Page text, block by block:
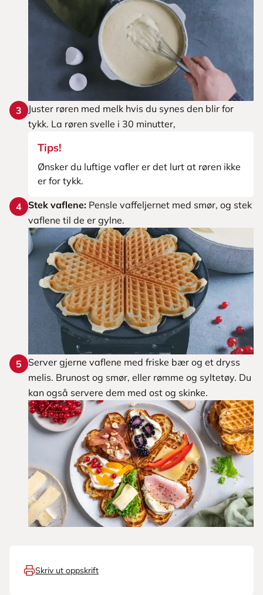
3
Juster røren med melk hvis du synes den blir for
tykk. La røren svelle i 30 minutter,
Tips!
Ønsker du luftige vafler er det lurt at røren ikke
er for tykk.
4 Stek vaflene: Pensle vaffeljernet med smør, og stek
vaflene til de er gylne.
5
Server gjerne vaflene med friske bær og et dryss
melis. Brunost og smør, eller rømme og syltetøy. Du
kan også servere dem med ost og skinke.
Skriv ut oppskrift